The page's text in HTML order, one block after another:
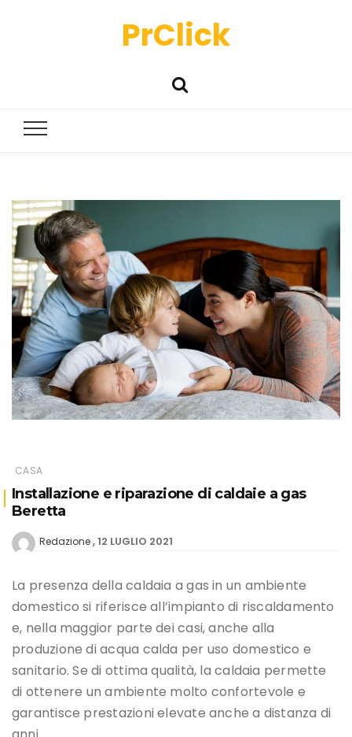
PrClick
CASA
Installazione e riparazione di caldaie a gas
Beretta
Redazione 12 LUGLIO 2021
La presenza della caldaia a gas in un ambiente
domestico si riferisce all’impianto di riscaldamento
e, nella maggior parte dei casi, anche alla
produzione di acqua calda per uso domestico e
sanitario. Se di ottima qualità, la caldaia permette
di ottenere un ambiente molto confortevole e
garantisce prestazioni elevate anche a distanza di